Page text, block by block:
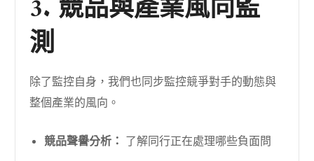
3. 競品與產業風向監
測
除了監控自身，我們也同步監控競爭對手的動態與
整個產業的風向。
競品聲譽分析： 了解同行正在處理哪些負面問